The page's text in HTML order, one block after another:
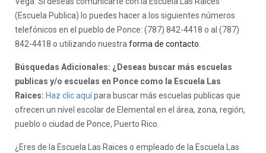
(Escuela Publica) lo puedes hacer a los siguientes números
telefónicos en el pueblo de Ponce: (787) 842-4418 o al (787)
842-4418 o utilizando nuestra forma de contacto
Búsquedas Adicionales: ¿Deseas buscar más escuelas
publicas y/o escuelas en Ponce como la Escuela Las
Raices: Haz clic aquípara buscar más escuelas publicas que
ofrecen un nivel escolar de Elemental en el área, zona, región,
pueblo o ciudad de Ponce, Puerto Rico.
¿Eres de la Escuela Las Raices o empleado de la Escuela Las